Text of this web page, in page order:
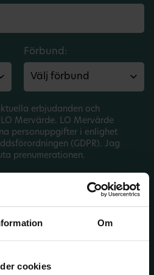
Om
cookies
Förbund:
erbjudanden och
Mervärde. LO Mervärde
personuppgifter i enlighet
(GDPR). Jag
prenumerationen.